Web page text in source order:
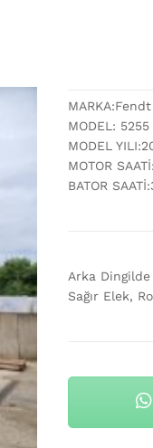
MARKA:Fendt
MODEL:
MODEL
MOTOR
BATOR
Arka Dingilde
Sağır Elek,